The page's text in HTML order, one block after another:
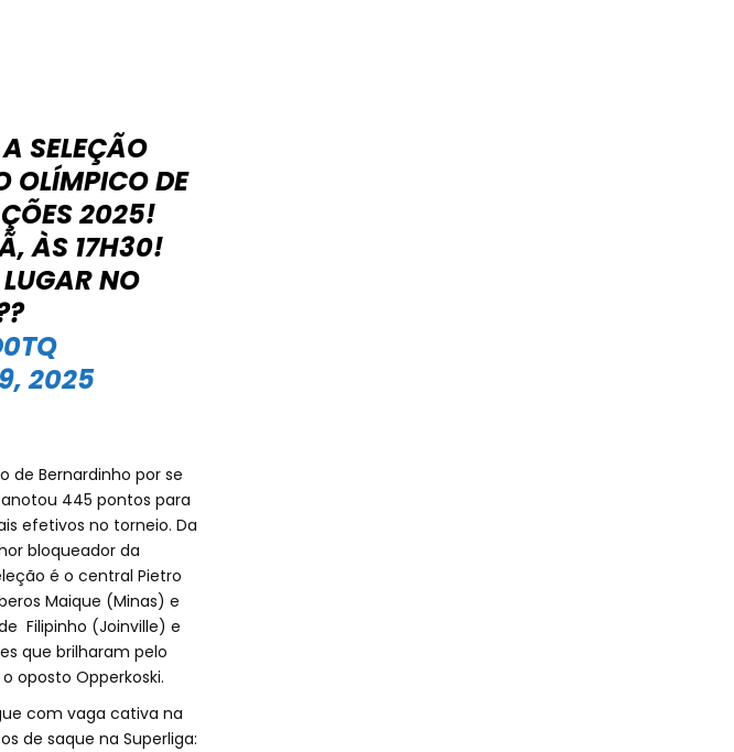
SELEÇÃO
OLÍMPICO DE
2025!
ÀS 17H30!
NO
2025
de Bernardinho por se
445 pontos para
efetivos no torneio. Da
bloqueador da
é o central Pietro
Maique (Minas) e
Filipinho (Joinville) e
que brilharam pelo
oposto Opperkoski.
com vaga cativa na
de saque na Superliga: